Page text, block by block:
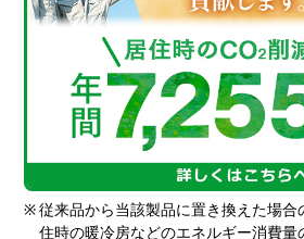
※ 従来品から当該製品に置き換えた場合
住時の暖冷房などのエネルギー消費量